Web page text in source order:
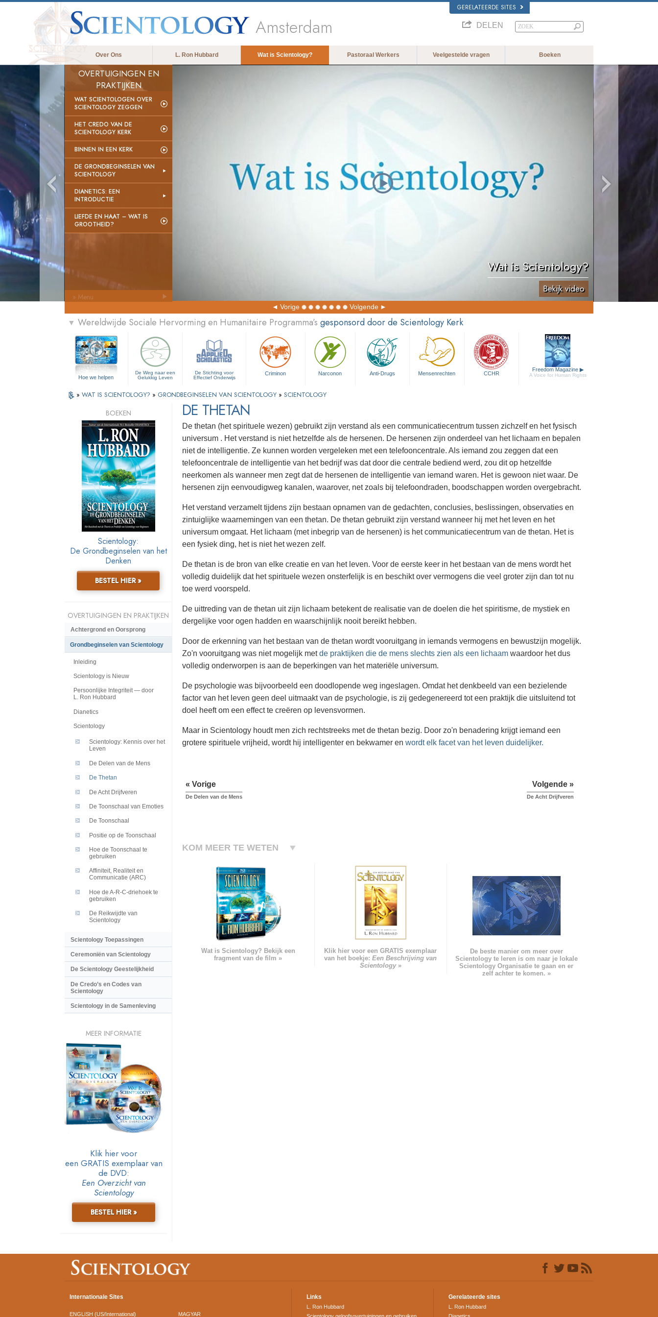
GERELATEERDE SITES
Amsterdam DELEN
Over Ons L. Ron Hubbard Wat is Scientology? Pastoraal Werkers Veelgestelde vragen Boeken
OVERTUIGINGEN EN
PRAKTIJKEN
WAT SCIENTOLOGEN OVER
SCIENTOLOGY ZEGGEN
HET CREDO VAN DE
SCIENTOLOGY KERK
BINNEN IN EEN KERK
DE GRONDBEGINSELEN VAN
SCIENTOLOGY
DIANETICS: EEN
INTRODUCTIE
LIEFDE EN HAAT – WAT IS
GROOTHEID?
Wat is Scientology?
Bekijk video
Vorige Volgende
» Menu
▼ Wereldwijde Sociale Hervorming en Humanitaire Programma’s gesponsord door de Scientology Kerk
Hoe we helpen
De Weg naar een
Gelukkig Leven
De Stichting voor
Effectief Onderwijs
Criminon Narconon Anti-Drugs Mensen­rechten CCHR
Freedom Magazine ▶
A Voice for Human Rights
» WAT IS SCIENTOLOGY? » GRONDBEGINSELEN VAN SCIENTOLOGY » SCIENTOLOGY
DE THETAN
De thetan (het spirituele wezen) gebruikt zijn verstand als een communicatiecentrum tussen zichzelf en het fysisch
universum . Het verstand is niet hetzelfde als de hersenen. De hersenen zijn onderdeel van het lichaam en bepalen
niet de intelligentie. Ze kunnen worden vergeleken met een telefooncentrale. Als iemand zou zeggen dat een
telefooncentrale de intelligentie van het bedrijf was dat door die centrale bediend werd, zou dit op hetzelfde
neerkomen als wanneer men zegt dat de hersenen de intelligentie van iemand waren. Het is gewoon niet waar. De
hersenen zijn eenvoudigweg kanalen, waarover, net zoals bij telefoondraden, boodschappen worden overgebracht.
Het verstand verzamelt tijdens zijn bestaan opnamen van de gedachten, conclusies, beslissingen, observaties en
zintuiglijke waarnemingen van een thetan. De thetan gebruikt zijn verstand wanneer hij met het leven en het
universum omgaat. Het lichaam (met inbegrip van de hersenen) is het communicatiecentrum van de thetan. Het is
een fysiek ding, het is niet het wezen zelf.
De thetan is de bron van elke creatie en van het leven. Voor de eerste keer in het bestaan van de mens wordt het
volledig duidelijk dat het spirituele wezen onsterfelijk is en beschikt over vermogens die veel groter zijn dan tot nu
toe werd voorspeld.
De uittreding van de thetan uit zijn lichaam betekent de realisatie van de doelen die het spiritisme, de mystiek en
dergelijke voor ogen hadden en waarschijnlijk nooit bereikt hebben.
Door de erkenning van het bestaan van de thetan wordt vooruitgang in iemands vermogens en bewustzijn mogelijk.
Zo'n vooruitgang was niet mogelijk metde praktijken die de mens slechts zien als een lichaam waardoor het dus
volledig onderworpen is aan de beperkingen van het materiële universum.
De psychologie was bijvoorbeeld een doodlopende weg ingeslagen. Omdat het denkbeeld van een bezielende
factor van het leven geen deel uitmaakt van de psychologie, is zij gedegenereerd tot een praktijk die uitsluitend tot
doel heeft om een effect te creëren op levensvormen.
Maar in Scientology houdt men zich rechtstreeks met de thetan bezig. Door zo'n benadering krijgt iemand een
grotere spirituele vrijheid, wordt hij intelligenter en bekwamer en wordt elk facet van het leven duidelijker.
« Vorige
De Delen van de Mens
Volgende »
De Acht Drijfveren
KOM MEER TE WETEN
Wat is Scientology? Bekijk een
fragment van de film »
Klik hier voor een GRATIS exemplaar
van het boekje:Een Beschrijving van
Scientology»
De beste manier om meer over
Scientology te leren is om naar je lokale
Scientology Organisatie te gaan en er
zelf achter te komen. »
BOEKEN
Scientology:
De Grondbeginselen van het
Denken
BESTEL HIER »
OVERTUIGINGEN EN PRAKTIJKEN
Achtergrond en Oorsprong
Grondbeginselen van Scientology
Inleiding
Scientology is Nieuw
Persoonlijke Integriteit — door
L. Ron Hubbard
Dianetics
Scientology
Scientology: Kennis over het
Leven
De Delen van de Mens
De Thetan
De Acht Drijfveren
De Toonschaal van Emoties
De Toonschaal
Positie op de Toonschaal
Hoe de Toonschaal te
gebruiken
Affiniteit, Realiteit en
Communicatie (ARC)
Hoe de A-R-C-driehoek te
gebruiken
De Reikwijdte van
Scientology
Scientology Toepassingen
Ceremoniën van Scientology
De Scientology Geestelijkheid
De Credo’s en Codes van
Scientology
Scientology in de Samenleving
MEER INFORMATIE
Klik hier voor
een GRATIS exemplaar van
de DVD:
Een Overzicht van
Scientology
BESTEL HIER »
Internationale Sites
ENGLISH (US/International) MAGYAR
Links
L. Ron Hubbard
Gerelateerde sites
L. Ron Hubbard